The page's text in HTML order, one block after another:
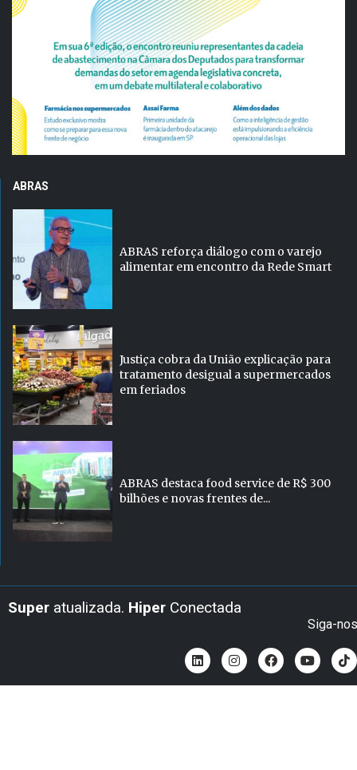
ABRAS
ABRAS reforça diálogo com o varejo
alimentar em encontro da Rede Smart
Justiça cobra da União explicação para
tratamento desigual a supermercados
em feriados
ABRAS destaca food service de R$ 300
bilhões e novas frentes de...
Super atualizada. Hiper Conectada
Siga-nos